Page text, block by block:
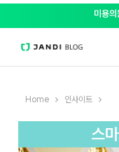
미용
Home 인사이트